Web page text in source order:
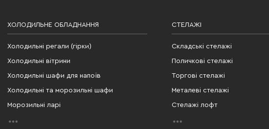
ХОЛОДИЛЬНЕ ОБЛАДНАННЯ
Холодильні регали (гірки)
Холодильні вітрини
Холодильні шафи для напоїв
Холодильні та морозильні шафи
Морозильні ларі
СТЕЛАЖІ
Складські стелажі
Поличкові стелажі
Торгові стелажі
Металеві стелажі
Стелажі лофт